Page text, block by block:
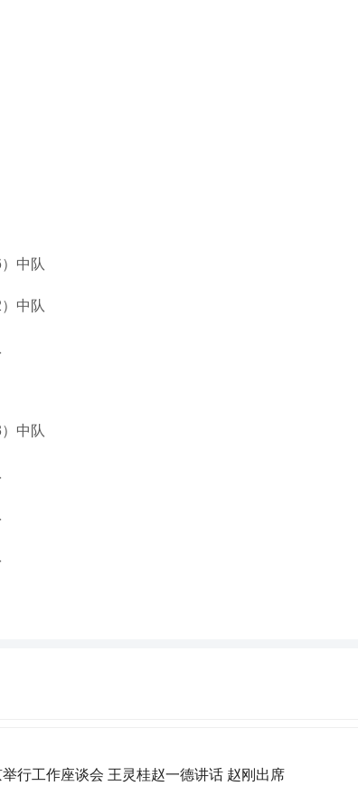
中队
中队
中队
行工作座谈会 王灵桂赵一德讲话 赵刚出席